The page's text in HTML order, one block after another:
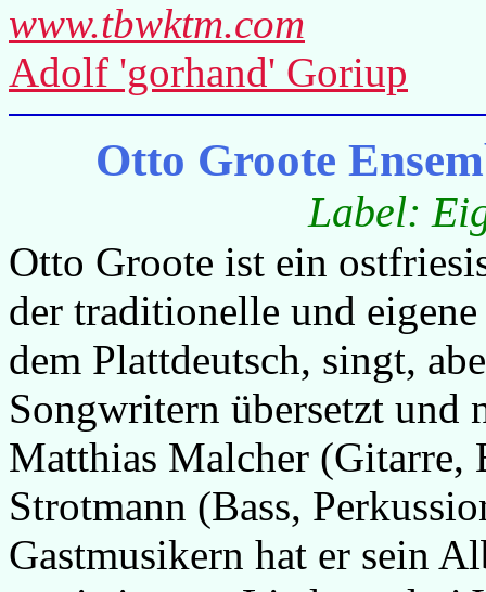
www.tbwktm.com
Adolf 'gorhand' Goriup
Otto Groote
Label:
Otto Groote ist ein
der traditionelle und
dem Plattdeutsch, singt,
Songwritern übersetzt und
Matthias Malcher (Gitarre,
Strotmann (Bass,
Gastmusikern hat er sein